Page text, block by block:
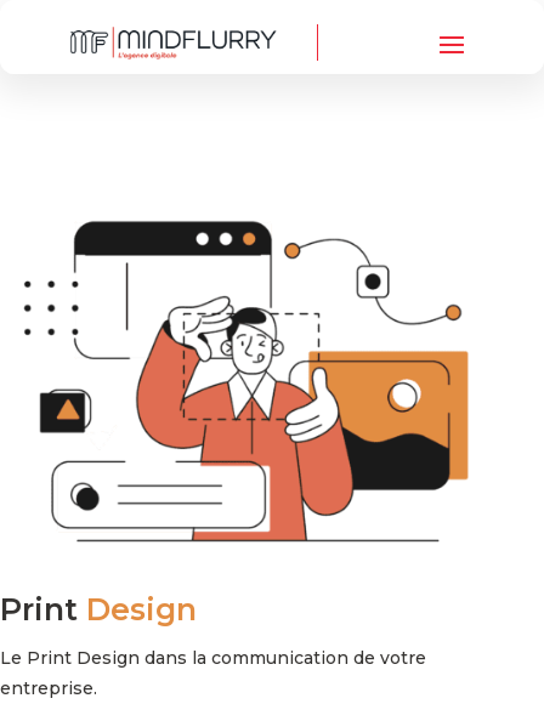
Print Design
Le Print Design dans la communication de votre
entreprise.